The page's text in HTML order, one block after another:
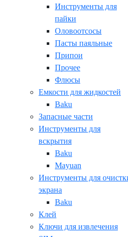
Инструменты для
пайки
Оловоотсосы
Пасты паяльные
Припои
Прочее
Флюсы
Емкости для жидкостей
Baku
Запасные части
Инструменты для
вскрытия
Baku
Mayuan
Инструменты для
экрана
Baku
Клей
Ключи для извлечения